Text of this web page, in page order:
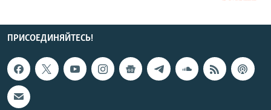
ПРИСОЕДИНЯЙТЕСЬ!